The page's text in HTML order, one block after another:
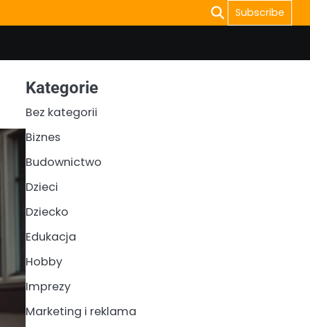
Subscribe
Kategorie
Bez kategorii
Biznes
Budownictwo
Dzieci
Dziecko
Edukacja
Hobby
Imprezy
Marketing i reklama